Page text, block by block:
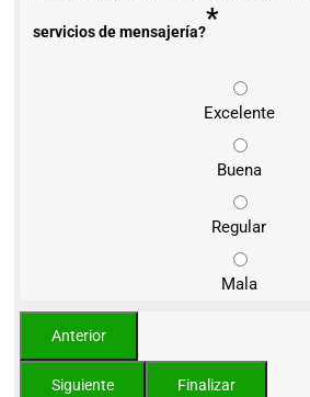
servicios de mensajería?*
Excelente
Buena
Regular
Mala